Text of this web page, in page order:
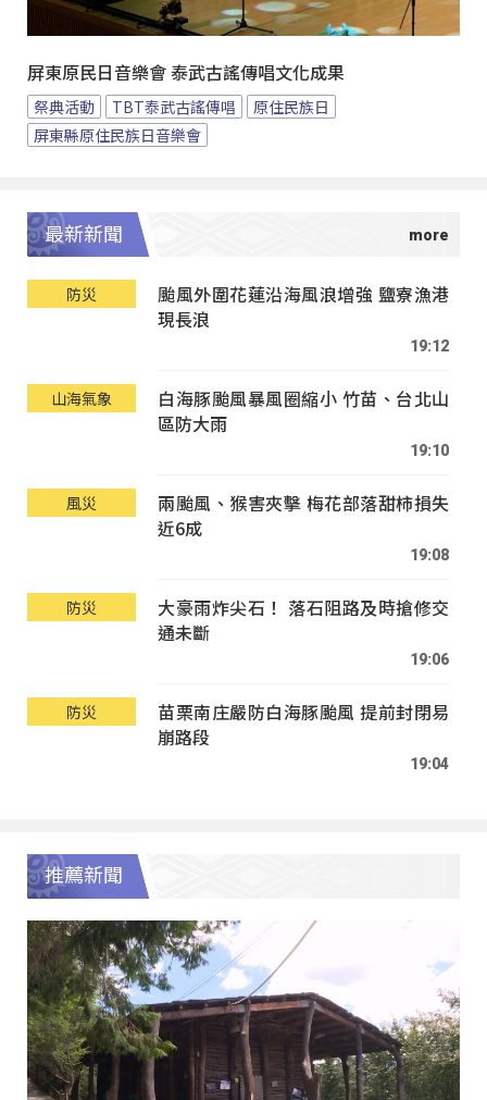
屏東原民日音樂會 泰武古謠傳唱文化成果
祭典活動 TBT泰武古謠傳唱
原住民族日
屏東縣原住民族日音樂會
最新新聞
防災
颱風外圍花蓮沿海風浪增強 鹽寮漁港
現長浪
19:12
山海氣象
白海豚颱風暴風圈縮小 竹苗、台北山
區防大雨
19:10
風災
兩颱風、猴害夾擊 梅花部落甜柿損失
近6成
19:08
防災
大豪雨炸尖石！ 落石阻路及時搶修交
通未斷
19:06
防災
苗栗南庄嚴防白海豚颱風 提前封閉易
崩路段
19:04
推薦新聞